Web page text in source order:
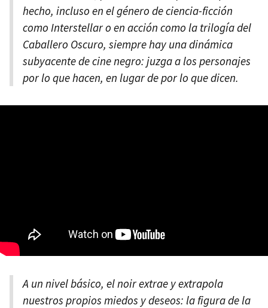
hecho, incluso en el género de ciencia-ficción
como Interstellar o en acción como la trilogía del
Caballero Oscuro, siempre hay una dinámica
subyacente de cine negro: juzga a los personajes
por lo que hacen, en lugar de por lo que dicen.
A un nivel básico, el noir extrae y extrapola
nuestros propios miedos y deseos: la figura de la